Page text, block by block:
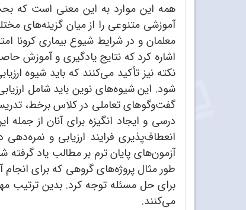
همه این موارد به این معنی است که
آموزشی متنوعی را از میان گزینه‌های
معلمان و در شرایط شیوع بیماری
اشاره کرد که نتایج یادگیری و آموزش
نکته نیز تأکید می‌کنند که باید شیوه
شود. این شیوه‌های نوین باید شامل
گفت‌وگوهای تعاملی در کلاس برخط،
درسی و ایجاد انگیزه برای آنان از جمله
انعطاف‌پذیری فرایند ارزیابی و
آزمون‌های پایان ترم بر مطالب یاد
طور مثال پروژه‌های گروهی که برای
برای حل مسئله توجه کرد. بدین ترتیب
می‌کنند.